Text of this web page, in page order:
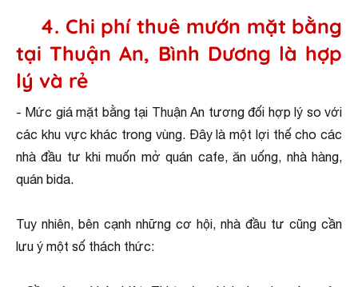
4. Chi phí thuê mướn mặt bằng
tại Thuận An, Bình Dương là hợp
lý và rẻ
- Mức giá mặt bằng tại Thuận An tương đối hợp lý so với
các khu vực khác trong vùng. Đây là một lợi thế cho các
nhà đầu tư khi muốn mở quán cafe, ăn uống, nhà hàng,
quán bida.
Tuy nhiên, bên cạnh những cơ hội, nhà đầu tư cũng cần
lưu ý một số thách thức: